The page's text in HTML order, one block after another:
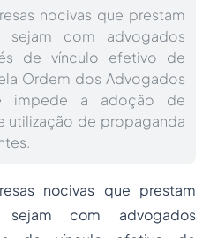
nocivas que prestam
sejam com advogados
de vínculo efetivo de
Ordem dos Advogados
impede a adoção de
utilização de propaganda
nocivas que prestam
sejam com advogados